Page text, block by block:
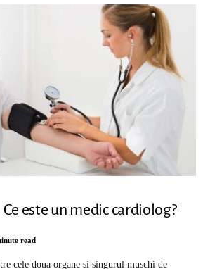
Ce este un medic cardiolog?
read
cele doua organe si singurul muschi de